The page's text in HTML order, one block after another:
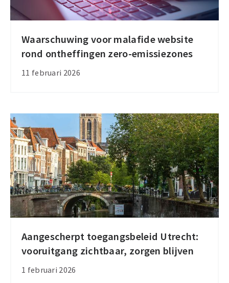
Waarschuwing voor malafide website
rond ontheffingen zero-emissiezones
11 februari 2026
Waarschuwing
voor
malafide
ontheffingen
zero-
emissiezones
Aangescherpt toegangsbeleid Utrecht:
vooruitgang zichtbaar, zorgen blijven
1 februari 2026
Aangescherpt
toegangsbeleid
Utrecht: